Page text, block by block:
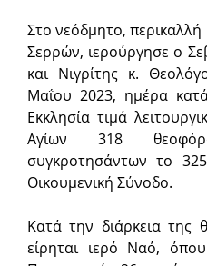
Στο νεόδμητο,
Σερρών, ιερούργησε ο
και Νιγρίτης κ.
Μαΐου 2023, ημέρα
Εκκλησία τιμά
Αγίων 318
συγκροτησάντων το
Οικουμενική Σύνοδο.
Κατά την διάρκεια της
είρηται ιερό Ναό,